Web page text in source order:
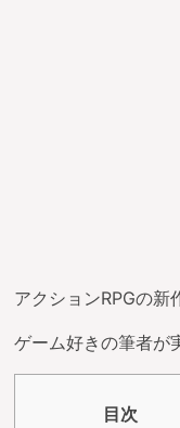
アクションRPGの新
ゲーム好きの筆者が
目次